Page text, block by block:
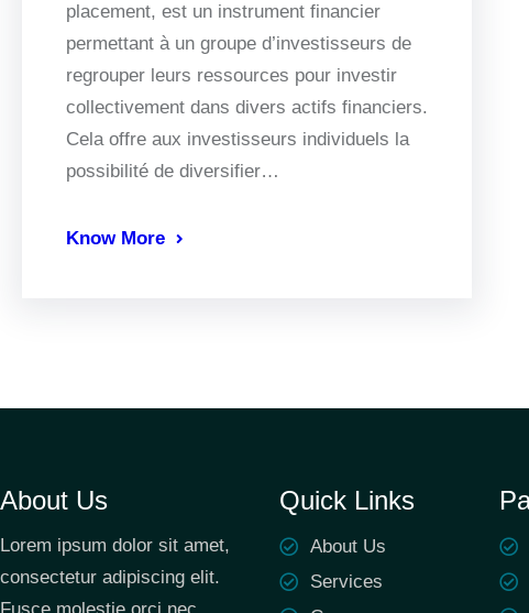
placement, est un instrument financier
permettant à un groupe d’investisseurs de
regrouper leurs ressources pour investir
collectivement dans divers actifs financiers.
Cela offre aux investisseurs individuels la
possibilité de diversifier…
Know More
About Us
Lorem ipsum dolor sit amet,
consectetur adipiscing elit.
Quick Links
About Us
Services